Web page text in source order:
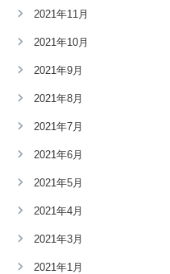
2021年11月
2021年10月
2021年9月
2021年8月
2021年7月
2021年6月
2021年5月
2021年4月
2021年3月
2021年1月